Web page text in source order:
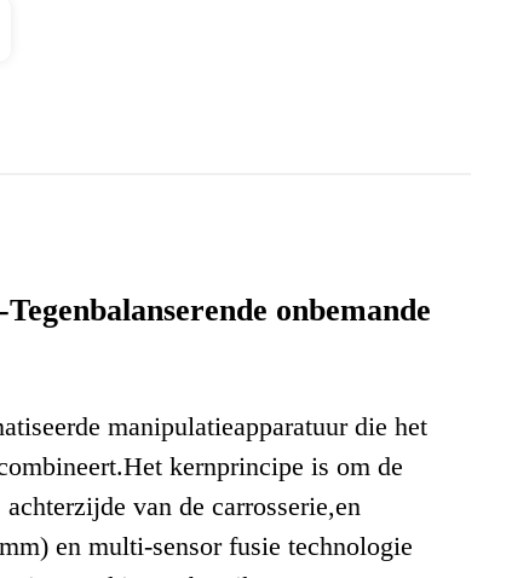
onbemande
manipulatieapparatuur die het
Het kernprincipe is om de
van de carrosserie,en
en multi-sensor fusie technologie